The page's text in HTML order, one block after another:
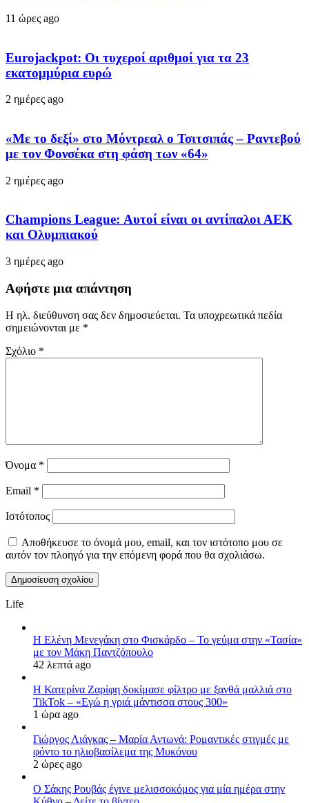
11 ώρες ago
Eurojackpot: Οι τυχεροί αριθμοί για τα 23
εκατoμμύρια ευρώ
2 ημέρες ago
«Με το δεξί» στο Μόντρεαλ ο Τσιτσιπάς – Ραντεβού
με τον Φονσέκα στη φάση των «64»
2 ημέρες ago
Champions League: Αυτοί είναι οι αντίπαλοι ΑΕΚ
και Ολυμπιακού
3 ημέρες ago
Αφήστε μια απάντηση
Η ηλ. διεύθυνση σας δεν δημοσιεύεται. Τα υποχρεωτικά πεδία
σημειώνονται με *
Σχόλιο *
Όνομα *
Email *
Ιστότοπος
Αποθήκευσε το όνομά μου, email, και τον ιστότοπο μου σε
αυτόν τον πλοηγό για την επόμενη φορά που θα σχολιάσω.
Life
Η Ελένη Μενεγάκη στο Φισκάρδο – Το γεύμα στην «Τασία»
με τον Μάκη Παντζόπουλο
42 λεπτά ago
Η Κατερίνα Ζαρίφη δοκίμασε φίλτρο με ξανθά μαλλιά στο
TikTok – «Εγώ η γριά μάντισσα στους 300»
1 ώρα ago
Γιώργος Λιάγκας – Μαρία Αντωνά: Ρομαντικές στιγμές με
φόντο το ηλιοβασίλεμα της Μυκόνου
2 ώρες ago
Ο Σάκης Ρουβάς έγινε μελισσοκόμος για μία ημέρα στην